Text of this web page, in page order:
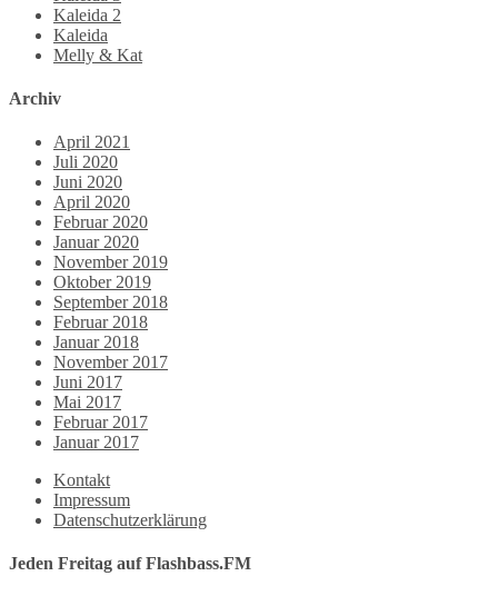
Kaleida 2
Kaleida
Melly & Kat
Archiv
April 2021
Juli 2020
Juni 2020
April 2020
Februar 2020
Januar 2020
November 2019
Oktober 2019
September 2018
Februar 2018
Januar 2018
November 2017
Juni 2017
Mai 2017
Februar 2017
Januar 2017
Kontakt
Impressum
Datenschutzerklärung
Jeden Freitag auf Flashbass.FM